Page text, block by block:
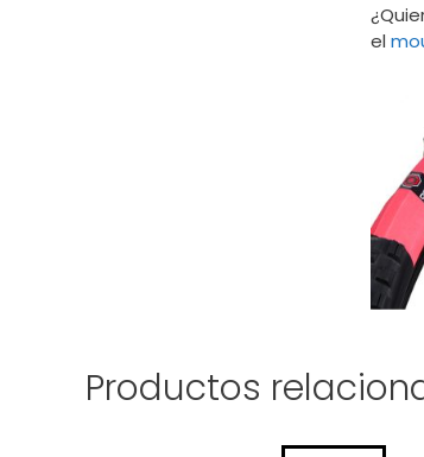
el
Productos